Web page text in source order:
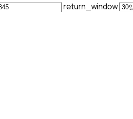
return_window